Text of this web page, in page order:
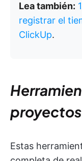
Lea también:
registrar el
ClickUp.
proyectos
Estas